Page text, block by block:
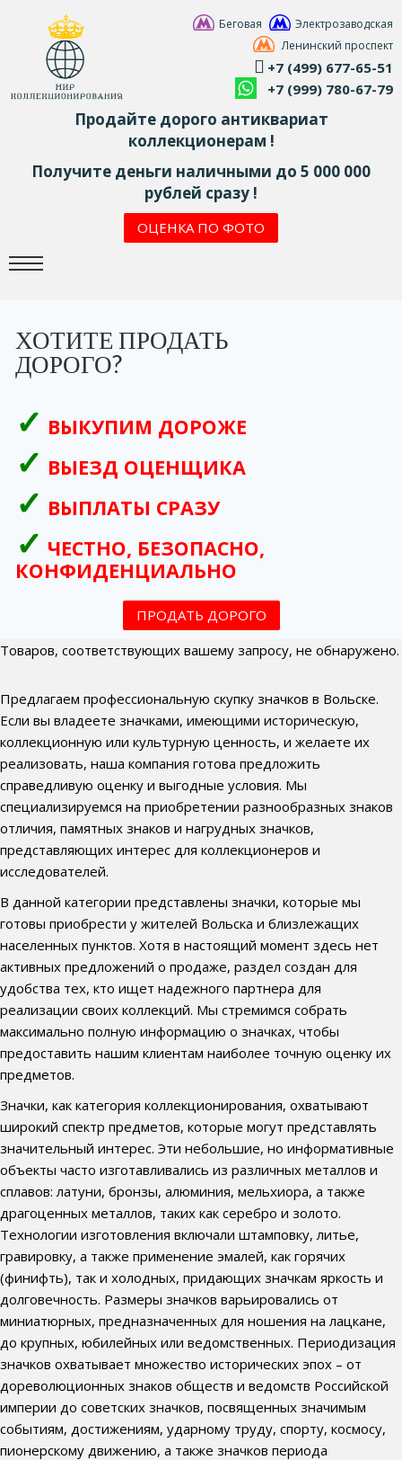
Беговая
Электрозаводская
Ленинский проспект
+7 (499) 677-65-51
+7 (999) 780-67-79
Продайте дорого антиквариат
коллекционерам !
Получите деньги наличными до 5 000 000
рублей сразу !
ОЦЕНКА ПО ФОТО
ХОТИТЕ ПРОДАТЬ
ДОРОГО?
ВЫКУПИМ ДОРОЖЕ
ВЫЕЗД ОЦЕНЩИКА
ВЫПЛАТЫ СРАЗУ
ЧЕСТНО, БЕЗОПАСНО,
КОНФИДЕНЦИАЛЬНО
ПРОДАТЬ ДОРОГО
Товаров, соответствующих вашему запросу, не обнаружено.
Предлагаем профессиональную скупку значков в Вольске.
Если вы владеете значками, имеющими историческую,
коллекционную или культурную ценность, и желаете их
реализовать, наша компания готова предложить
справедливую оценку и выгодные условия. Мы
специализируемся на приобретении разнообразных знаков
отличия, памятных знаков и нагрудных значков,
представляющих интерес для коллекционеров и
исследователей.
В данной категории представлены значки, которые мы
готовы приобрести у жителей Вольска и близлежащих
населенных пунктов. Хотя в настоящий момент здесь нет
активных предложений о продаже, раздел создан для
удобства тех, кто ищет надежного партнера для
реализации своих коллекций. Мы стремимся собрать
максимально полную информацию о значках, чтобы
предоставить нашим клиентам наиболее точную оценку их
предметов.
Значки, как категория коллекционирования, охватывают
широкий спектр предметов, которые могут представлять
значительный интерес. Эти небольшие, но информативные
объекты часто изготавливались из различных металлов и
сплавов: латуни, бронзы, алюминия, мельхиора, а также
драгоценных металлов, таких как серебро и золото.
Технологии изготовления включали штамповку, литье,
гравировку, а также применение эмалей, как горячих
(финифть), так и холодных, придающих значкам яркость и
долговечность. Размеры значков варьировались от
миниатюрных, предназначенных для ношения на лацкане,
до крупных, юбилейных или ведомственных. Периодизация
значков охватывает множество исторических эпох – от
дореволюционных знаков обществ и ведомств Российской
империи до советских значков, посвященных значимым
событиям, достижениям, ударному труду, спорту, космосу,
пионерскому движению, а также значков периода